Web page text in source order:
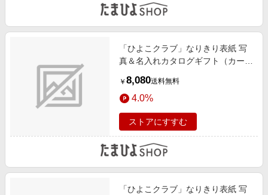
「ひよこクラブ」なりきり表紙 写
真＆名入れカタログギフト（カード
リーアソートメント13個入
￥ 8,080送料無料
4.0%
ストアにすすむ
「ひよこクラブ」なりきり表紙 写